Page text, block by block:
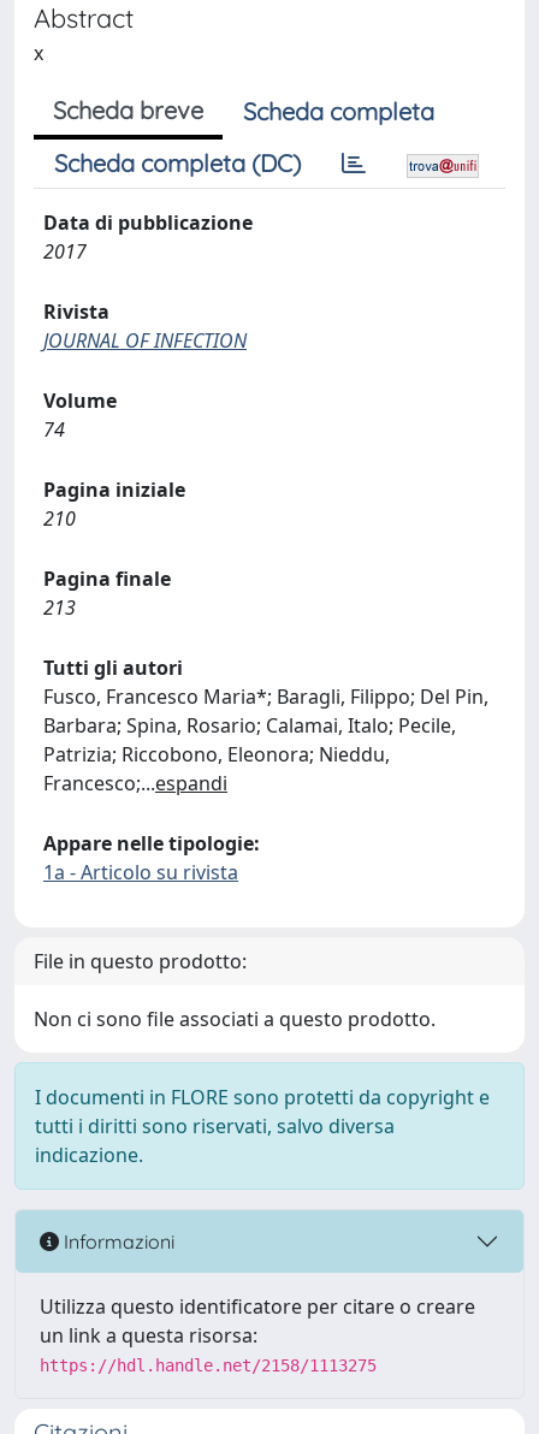
Abstract
x
Scheda breve
Scheda completa
Scheda completa (DC)
Data di pubblicazione
2017
Rivista
JOURNAL OF INFECTION
Volume
74
Pagina iniziale
210
Pagina finale
213
Tutti gli autori
Fusco, Francesco Maria*; Baragli, Filippo; Del Pin,
Barbara; Spina, Rosario; Calamai, Italo; Pecile,
Patrizia; Riccobono, Eleonora; Nieddu,
Francesco;...espandi
Appare nelle tipologie:
1a - Articolo su rivista
File in questo prodotto:
Non ci sono file associati a questo prodotto.
I documenti in FLORE sono protetti da copyright e
tutti i diritti sono riservati, salvo diversa
indicazione.
Informazioni
Utilizza questo identificatore per citare o creare
un link a questa risorsa:
https://hdl.handle.net/2158/1113275